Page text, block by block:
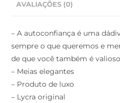
AVALIAÇÕES (0)
– A autoconfiança é uma
sempre o que queremos e
de que você também é
– Meias elegantes
– Produto de luxo
– Lycra original